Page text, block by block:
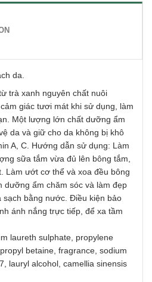
da.
trà xanh nguyên chất nuôi
giác tươi mát khi sử dụng, làm
Một lượng lớn chất dưỡng ẩm
da và giữ cho da không bị khô
A, C. Hướng dẫn sử dụng: Làm
sữa tắm vừa đủ lên bông tắm,
Làm ướt cơ thể và xoa đều bông
dưỡng ẩm chăm sóc và làm đẹp
sạch bằng nước. Điều kiện bảo
ánh nắng trực tiếp, để xa tầm
laureth sulphate, propylene
betaine, fragrance, sodium
lauryl alcohol, camellia sinensis